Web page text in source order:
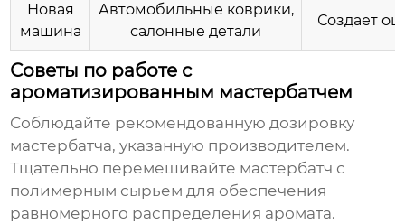
Новая
машина
Автомобильные коврики,
салонные детали
Создает
Советы по работе с
ароматизированным мастербатчем
Соблюдайте рекомендованную дозировку
мастербатча, указанную производителем.
Тщательно перемешивайте мастербатч с
полимерным сырьем для обеспечения
равномерного распределения аромата.